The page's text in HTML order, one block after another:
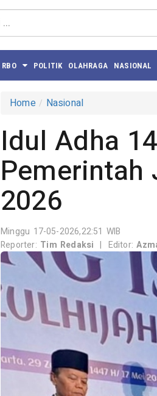
RBO POLITIK OLAHRAGA NASIONAL
Home Nasional
Idul Adha
Pemerintah
2026
Minggu 17-05-2026,22:51 WIB
Reporter: Tim Redaksi | Editor: